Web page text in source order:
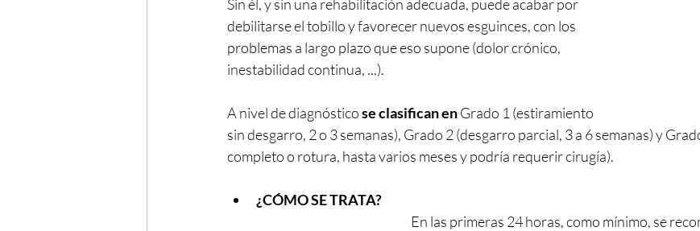
Sin él, y sin una rehabilitación adecuada, puede acabar por
debilitarse el tobillo y favorecer nuevos esguinces, con los
problemas a largo plazo que eso supone (dolor crónico,
inestabilidad continua, ...).
A nivel de diagnóstico se clasifican en Grado 1 (estiramiento
sin desgarro, 2 o 3 semanas), Grado 2 (desgarro parcial, 3 a 6 semanas) y
completo o rotura, hasta varios meses y podría requerir cirugía).
¿CÓMO SE TRATA?
En las primeras 24 horas, como mínimo, se